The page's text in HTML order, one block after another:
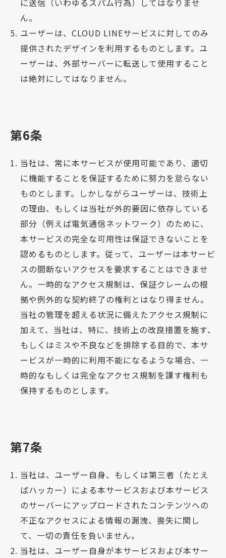
に送信（いわゆるスパム行為）してはなりませ
ん。
ユーザーは、CLOUD LINEサービスに対してのみ
提供されたデザインを利用するものとします。ユ
ーザーは、外部サーバーに転送して使用すること
は絶対にしてはなりません。
第6条
当社は、常に本サービスが使用可能であり、適切
に機能することを保証するために努力を怠らない
ものとします。しかしながらユーザーは、技術上
の理由、もしくは当社が外的要因に依存している
部分（例えば電気通信ネットワーク）のために、
本サービスの完全な可用性は保証できないことを
認めるものとします。従って、ユーザーは本サービ
スの間断ないアクセスを要求することはできませ
ん。一時的なアクセス規制は、保証クレームの根
拠や例外的な契約終了の権利とはなり得ません。
当社の管理を超える状況に備えたアクセス規制に
加えて、当社は、特に、技術上の改良措置を施す、
もしくはミスや不良などを排除する目的で、本サ
ービスが一時的に利用不能になるような場合、一
時的なもしくは完全なアクセス規制を課す権利も
保持するものとします。
第7条
当社は、ユーザー自身、もしくは第三者（たとえ
ばハッカー）による本サービスおよび本サービス
のサーバーにアップロードされたコンテンツへの
不正なアクセスによる情報の漏洩、喪失に関し
て、一切の責任を負いません。
当社は、ユーザー自身が本サービスおよび本サー